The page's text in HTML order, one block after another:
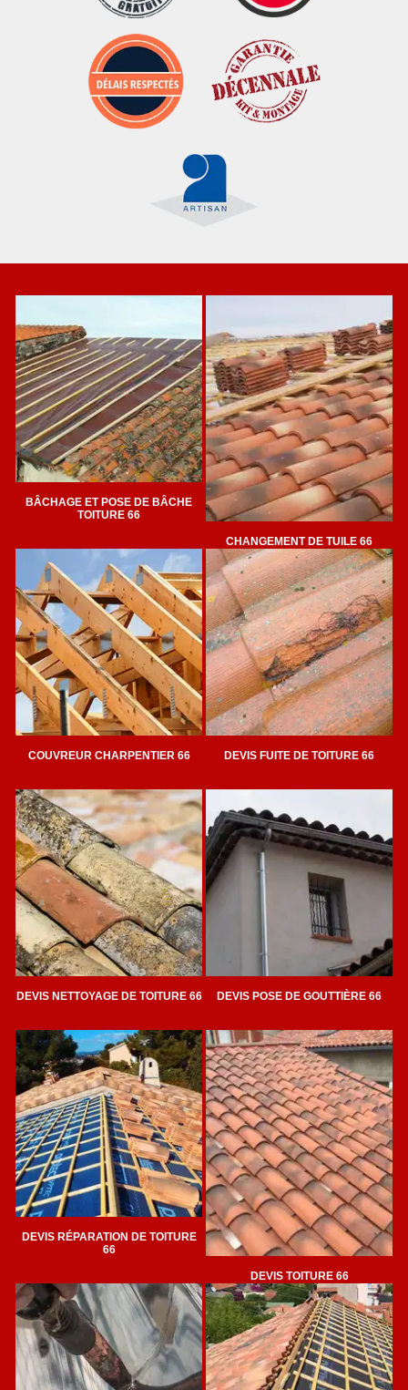
BÂCHAGE ET POSE DE BÂCHE
TOITURE 66
CHANGEMENT DE TUILE 66
COUVREUR CHARPENTIER 66 DEVIS FUITE DE TOITURE 66
DEVIS NETTOYAGE DE TOITURE 66 DEVIS POSE DE GOUTTIÈRE 66
DEVIS RÉPARATION DE TOITURE
66
DEVIS TOITURE 66